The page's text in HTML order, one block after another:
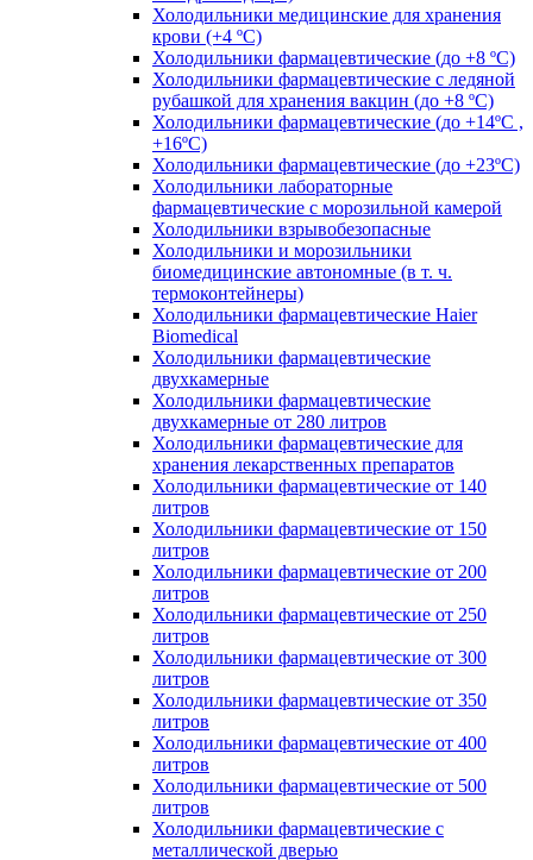
Холодильники медицинские для хранения
крови (+4 ºС)
Холодильники фармацевтические (до +8 ºС)
Холодильники фармацевтические с ледяной
рубашкой для хранения вакцин (до +8 ºС)
Холодильники фармацевтические (до +14ºС ,
+16ºС)
Холодильники фармацевтические (до +23ºС)
Холодильники лабораторные
фармацевтические с морозильной камерой
Холодильники взрывобезопасные
Холодильники и морозильники
биомедицинские автономные (в т. ч.
термоконтейнеры)
Холодильники фармацевтические Haier
Biomedical
Холодильники фармацевтические
двухкамерные
Холодильники фармацевтические
двухкамерные от 280 литров
Холодильники фармацевтические для
хранения лекарственных препаратов
Холодильники фармацевтические от 140
литров
Холодильники фармацевтические от 150
литров
Холодильники фармацевтические от 200
литров
Холодильники фармацевтические от 250
литров
Холодильники фармацевтические от 300
литров
Холодильники фармацевтические от 350
литров
Холодильники фармацевтические от 400
литров
Холодильники фармацевтические от 500
литров
Холодильники фармацевтические с
металлической дверью